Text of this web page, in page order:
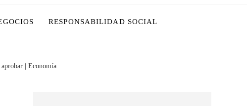
RESPONSABILIDAD SOCIAL
aprobar | Economía